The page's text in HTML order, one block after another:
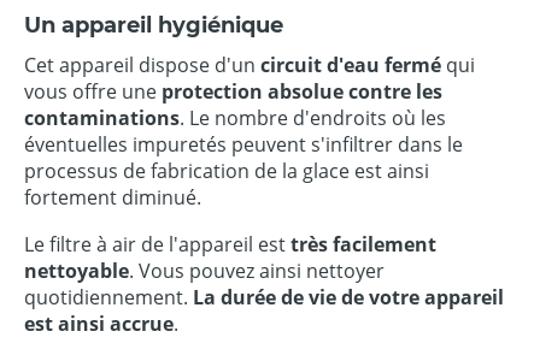
Un appareil hygiénique
Cet appareil dispose d'un circuit d'eau fermé qui
vous offre une protection absolue contre les
contaminations. Le nombre d'endroits où les
éventuelles impuretés peuvent s'infiltrer dans le
processus de fabrication de la glace est ainsi
fortement diminué.
Le filtre à air de l'appareil esttrès facilement
nettoyable. Vous pouvez ainsi nettoyer
quotidiennement. La durée de vie de votre appareil
est ainsi accrue.